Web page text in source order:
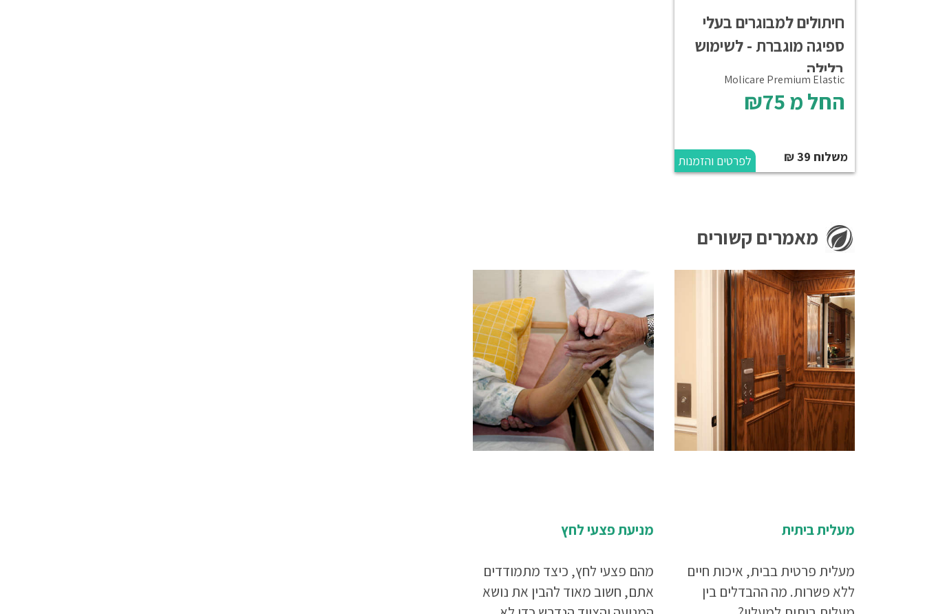
חיתולים למבוגרים בעלי
ספיגה מוגברת - לשימוש
בלילה
Molicare Premium Elastic
החל מ
משלוח 39 ₪ לפרטים והזמנות
מאמרים קשורים
מעלית ביתית
מעלית פרטית בבית, איכות חיים
ללא פשרות. מה ההבדלים בין
מניעת פצעי לחץ
מהם פצעי לחץ, כיצד מתמודדים
אתם, חשוב מאוד להבין את נושא